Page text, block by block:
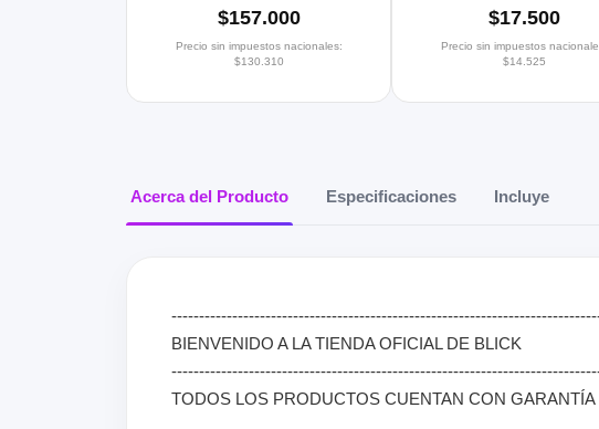
$157.000
Precio sin impuestos nacionales:
$130.310
$17.500
Precio sin impuestos
$14.525
Acerca del Producto Especificaciones Incluye
BIENVENIDO A LA TIENDA OFICIAL DE BLICK
TODOS LOS PRODUCTOS CUENTAN CON GARANTÍA